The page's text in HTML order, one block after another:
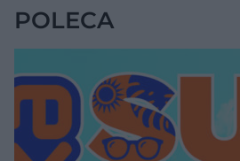
POLECA